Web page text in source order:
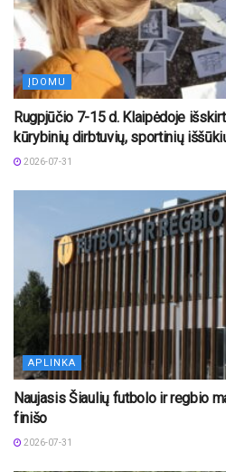
ĮDOMU
Rugpjūčio 7-15 d. Klaipėdoje
kūrybinių dirbtuvių, sportinių
2026-07-31
APLINKA
Naujasis Šiaulių futbolo ir regbio
finišo
2026-07-31